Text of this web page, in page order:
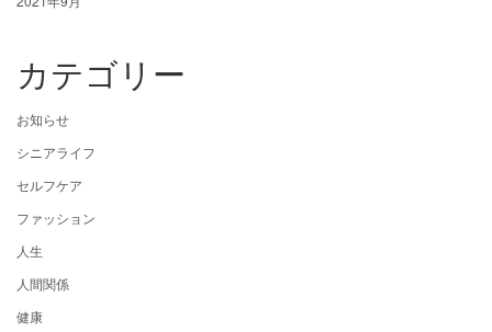
カテゴリー
お知らせ
シニアライフ
セルフケア
ファッション
人生
人間関係
健康